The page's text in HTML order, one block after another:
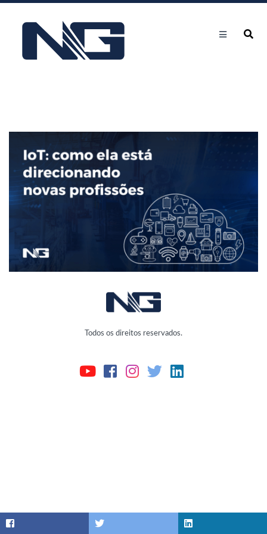
Todos os direitos reservados.